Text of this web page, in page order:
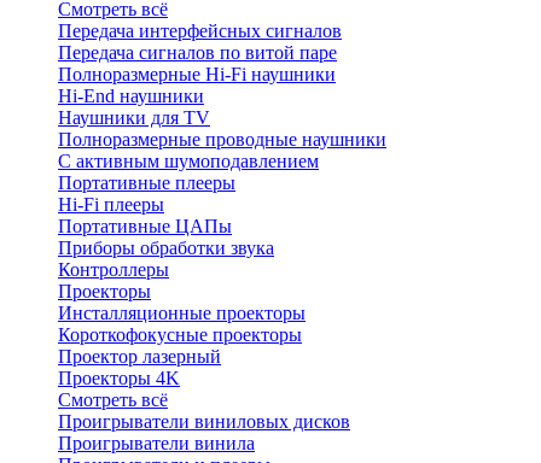
Смотреть всё
Передача интерфейсных сигналов
Передача сигналов по витой паре
Полноразмерные Hi-Fi наушники
Hi-End наушники
Наушники для TV
Полноразмерные проводные наушники
С активным шумоподавлением
Портативные плееры
Hi-Fi плееры
Портативные ЦАПы
Приборы обработки звука
Контроллеры
Проекторы
Инсталляционные проекторы
Короткофокусные проекторы
Проектор лазерный
Проекторы 4K
Смотреть всё
Проигрыватели виниловых дисков
Проигрыватели винила